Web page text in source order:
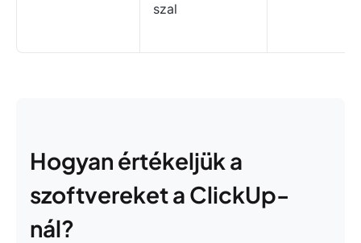
szal
Hogyan értékeljük a
szoftvereket a ClickUp-
nál?